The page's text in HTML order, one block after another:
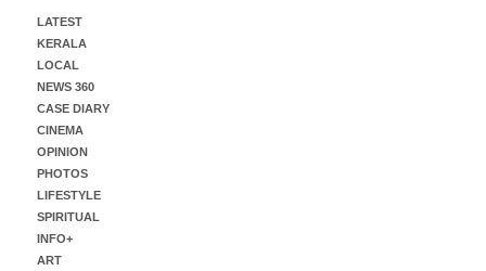
LATEST
KERALA
LOCAL
NEWS 360
CASE DIARY
CINEMA
OPINION
PHOTOS
LIFESTYLE
SPIRITUAL
INFO+
ART